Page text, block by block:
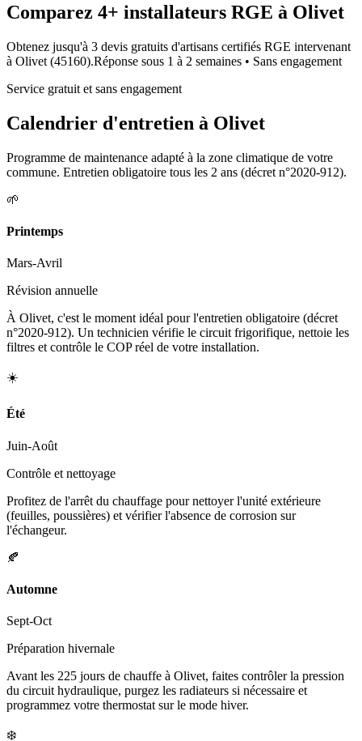
Comparez 4+ installateurs RGE à Olivet
Obtenez jusqu'à 3 devis gratuits d'artisans certifiés RGE intervenant
à Olivet (45160).Réponse sous 1 à 2 semaines • Sans engagement
Service gratuit et sans engagement
Calendrier d'entretien à Olivet
Programme de maintenance adapté à la zone climatique de votre
commune. Entretien obligatoire tous les 2 ans (décret n°2020-912).
🌱
Printemps
Mars-Avril
Révision annuelle
À Olivet, c'est le moment idéal pour l'entretien obligatoire (décret
n°2020-912). Un technicien vérifie le circuit frigorifique, nettoie les
filtres et contrôle le COP réel de votre installation.
☀️
Été
Juin-Août
Contrôle et nettoyage
Profitez de l'arrêt du chauffage pour nettoyer l'unité extérieure
(feuilles, poussières) et vérifier l'absence de corrosion sur
l'échangeur.
🍂
Automne
Sept-Oct
Préparation hivernale
Avant les 225 jours de chauffe à Olivet, faites contrôler la pression
du circuit hydraulique, purgez les radiateurs si nécessaire et
programmez votre thermostat sur le mode hiver.
❄️